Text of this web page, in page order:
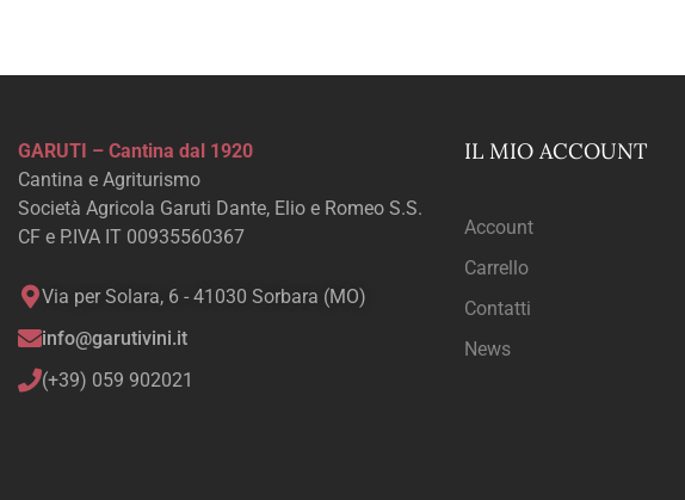
GARUTI – Cantina dal 1920
Cantina e Agriturismo
Società Agricola Garuti Dante, Elio e Romeo S.S.
CF e P.IVA IT 00935560367
Via per Solara, 6 - 41030 Sorbara (MO)
info@garutivini.it
(+39) 059 902021
IL MIO ACCOUNT
Account
Carrello
Contatti
News